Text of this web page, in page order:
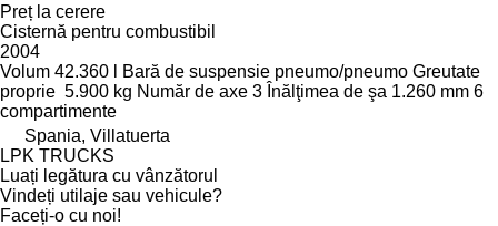
Preț la cerere
Cisternă pentru combustibil
2004
Volum 42.360 l Bară de suspensie pneumo/pneumo Greutate
proprie 5.900 kg Număr de axe 3 Înălţimea de şa 1.260 mm 6
compartimente
Spania, Villatuerta
LPK TRUCKS
Luați legătura cu vânzătorul
Vindeți utilaje sau vehicule?
Faceți-o cu noi!